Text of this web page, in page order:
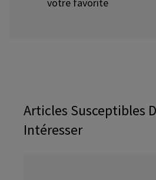
Articles Susceptibles
Intéresser